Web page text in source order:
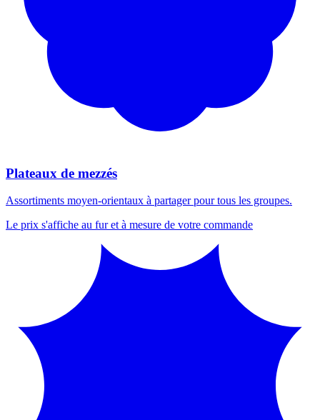
Plateaux de mezzés
Assortiments moyen-orientaux à partager pour tous les groupes.
Le prix s'affiche au fur et à mesure de votre commande